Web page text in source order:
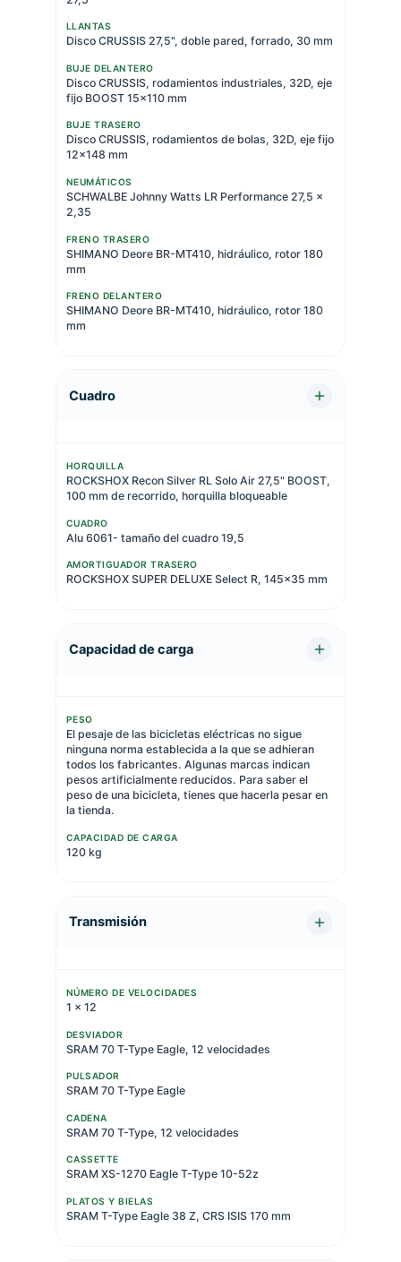
LLANTAS
Disco CRUSSIS 27,5", doble pared, forrado, 30 mm
BUJE DELANTERO
Disco CRUSSIS, rodamientos industriales, 32D, eje
fijo BOOST 15x110 mm
BUJE TRASERO
Disco CRUSSIS, rodamientos de bolas, 32D, eje fijo
12x148 mm
NEUMÁTICOS
SCHWALBE Johnny Watts LR Performance 27,5 x
2,35
FRENO TRASERO
SHIMANO Deore BR-MT410, hidráulico, rotor 180
mm
FRENO DELANTERO
SHIMANO Deore BR-MT410, hidráulico, rotor 180
mm
Cuadro
HORQUILLA
ROCKSHOX Recon Silver RL Solo Air 27,5" BOOST,
100 mm de recorrido, horquilla bloqueable
CUADRO
Alu 6061- tamaño del cuadro 19,5
AMORTIGUADOR TRASERO
ROCKSHOX SUPER DELUXE Select R, 145x35 mm
Capacidad de carga
PESO
El pesaje de las bicicletas eléctricas no sigue
ninguna norma establecida a la que se adhieran
todos los fabricantes. Algunas marcas indican
pesos artificialmente reducidos. Para saber el
peso de una bicicleta, tienes que hacerla pesar en
la tienda.
CAPACIDAD DE CARGA
120 kg
Transmisión
NÚMERO DE VELOCIDADES
1 x 12
DESVIADOR
SRAM 70 T-Type Eagle, 12 velocidades
PULSADOR
SRAM 70 T-Type Eagle
CADENA
SRAM 70 T-Type, 12 velocidades
CASSETTE
SRAM XS-1270 Eagle T-Type 10-52z
PLATOS Y BIELAS
SRAM T-Type Eagle 38 Z, CRS ISIS 170 mm